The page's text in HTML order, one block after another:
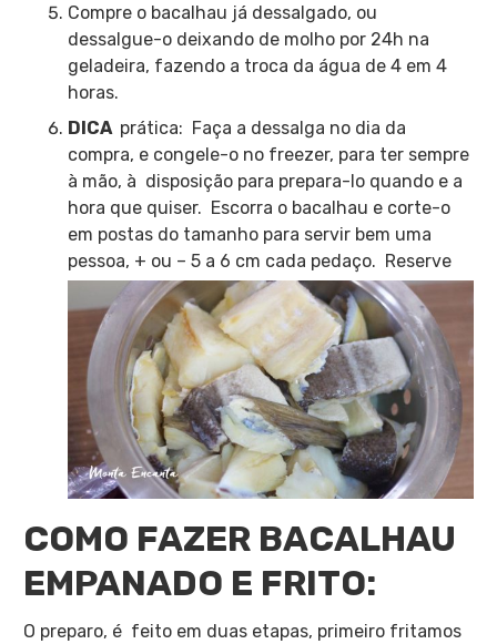
Compre o bacalhau já dessalgado, ou
dessalgue-o deixando de molho por 24h na
geladeira, fazendo a troca da água de 4 em 4
horas.
DICA prática: Faça a dessalga no dia da
compra, e congele-o no freezer, para ter sempre
à mão, à disposição para prepara-lo quando e a
hora que quiser. Escorra o bacalhau e corte-o
em postas do tamanho para servir bem uma
pessoa, + ou – 5 a 6 cm cada pedaço. Reserve
COMO FAZER BACALHAU
EMPANADO E FRITO:
O preparo, é feito em duas etapas, primeiro fritamos